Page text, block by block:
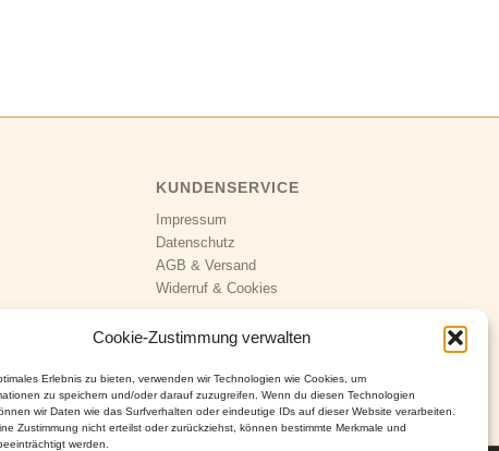
Cookie-Zustimmung verwalten
Erlebnis zu bieten, verwenden wir Technologien wie Cookies, um
zu speichern und/oder darauf zuzugreifen. Wenn du diesen Technologien
wir Daten wie das Surfverhalten oder eindeutige IDs auf dieser Website verarbeiten.
Zustimmung nicht erteilst oder zurückziehst, können bestimmte Merkmale und
werden.
KUNDENSERVICE
Impressum
Datenschutz
AGB & Versand
Widerruf& Cookies